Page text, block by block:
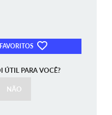
ÚTIL PARA VOCÊ?
NÃO